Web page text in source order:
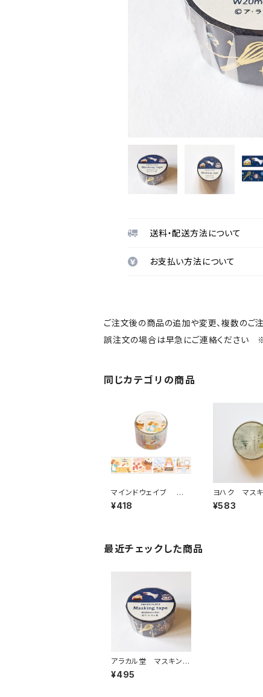
送料・配送方法について
お支払い方法について
ご注文後の商品の追加や変更、複数のご
誤注文の場合は早急にご連絡ください
同じカテゴリの商品
マインドウェイブ 透
明クリアテープ95692
リル ストーリー bakin
¥418
ヨハク マス
ープ ラボラ
189
¥583
最近チェックした商品
アラカル堂 マスキング
テープ 真夜中のキッ
チン
¥495